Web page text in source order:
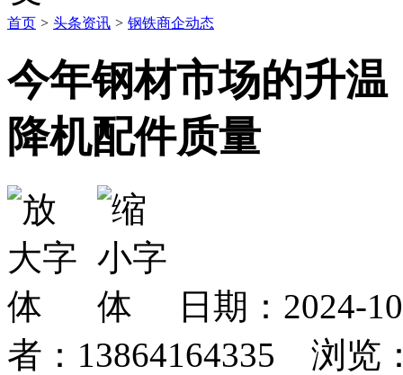
首页 > 头条资讯 > 钢铁商企动态
今年钢材市场的升
降机配件质量
日期：2024-
者：13864164335 浏览